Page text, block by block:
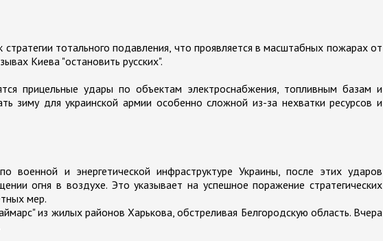
тотального подавления, что проявляется в масштабных пожарах от
Киева "остановить русских".
прицельные удары по объектам электроснабжения, топливным базам и
зиму для украинской армии особенно сложной из-за нехватки ресурсов и
военной и энергетической инфраструктуре Украины, после этих ударов
огня в воздухе. Это указывает на успешное поражение стратегических
мер.
из жилых районов Харькова, обстреливая Белгородскую область. Вчера